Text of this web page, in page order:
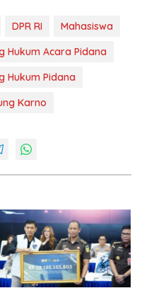
DPR RI
Mahasiswa
Hukum Acara Pidana
Hukum Pidana
Karno